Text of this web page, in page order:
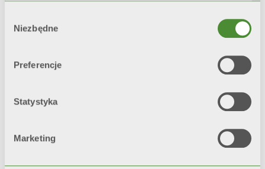
zgody
Niezbędne
Preferencje
Statystyka
Marketing
niezmienne w czasie
niż grzejniki z
pojedynczą warstwą farby.
*test referencyjny: mgła solna i